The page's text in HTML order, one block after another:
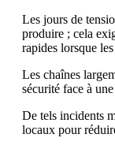
Les jours de
produire ; cela
rapides lorsque
Les chaînes
sécurité face à
De tels incidents
locaux pour